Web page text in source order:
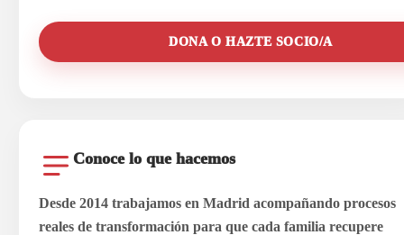
DONA O HAZTE SOCIO/A
Conoce lo que hacemos
Desde 2014 trabajamos en Madrid acompañando procesos
reales de transformación para que cada familia recupere